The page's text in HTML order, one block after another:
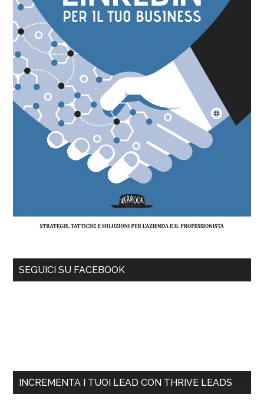
SEGUICI SU FACEBOOK
INCREMENTA I TUOI LEAD CON THRIVE LEADS